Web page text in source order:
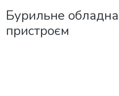
Бурильне
пристроєм